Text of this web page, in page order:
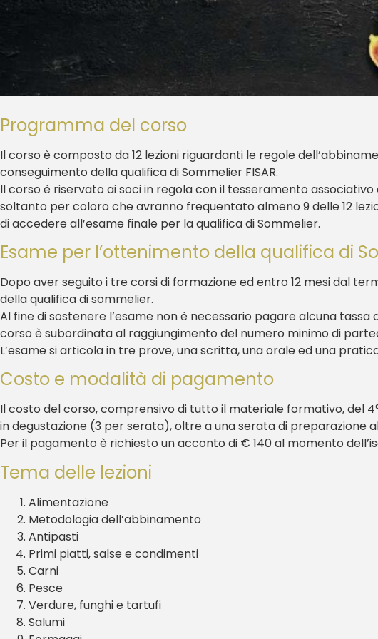
Programma del corso
Il corso è composto da 12 lezioni riguardanti le regole
conseguimento della qualifica di Sommelier FISAR.
Il corso è riservato ai soci in regola con il tesseramento
soltanto per coloro che avranno frequentato almeno 9 delle 12
di accedere all’esame finale per la qualifica di Sommelier.
Esame per l’ottenimento della qualifica di
Dopo aver seguito i tre corsi di formazione ed entro 12 mesi dal
della qualifica di sommelier.
Al fine di sostenere l’esame non è necessario pagare alcuna
corso è subordinata al raggiungimento del numero minimo di
L’esame si articola in tre prove, una scritta, una orale ed una
Costo e modalità di pagamento
Il costo del corso, comprensivo di tutto il materiale formativo, del
in degustazione (3 per serata), oltre a una serata di preparazione
Per il pagamento è richiesto un acconto di € 140 al momento
Tema delle lezioni
Alimentazione
Metodologia dell’abbinamento
Antipasti
Primi piatti, salse e condimenti
Carni
Pesce
Verdure, funghi e tartufi
Salumi